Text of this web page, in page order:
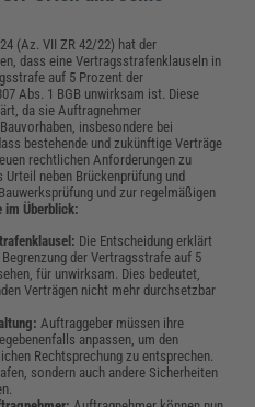
(Az. VII ZR 42/22) hat der
dass eine Vertragsstrafenklauseln in
auf 5 Prozent der
Abs. 1 BGB unwirksam ist. Diese
da sie Auftragnehmer
insbesondere bei
bestehende und zukünftige Verträge
rechtlichen Anforderungen zu
neben Brückenprüfung und
und zur regelmäßigen
im Überblick:
Die Entscheidung erklärt
der Vertragsstrafe auf 5
für unwirksam. Dies bedeutet,
Verträgen nicht mehr durchsetzbar
Auftraggeber müssen ihre
anpassen, um den
Rechtsprechung zu entsprechen.
sondern auch andere Sicherheiten